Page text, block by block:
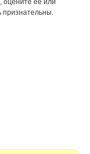
оцените её или
признательны.